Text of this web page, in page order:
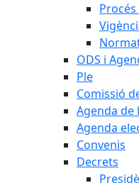
ODS i
Ple
Comissió
Agenda de
Agenda
Convenis
Decrets